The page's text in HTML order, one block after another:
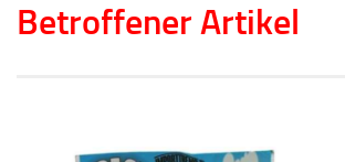
Betroffener Artikel